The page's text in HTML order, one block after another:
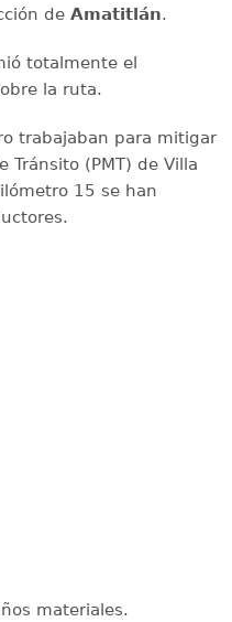
de Amatitlán.
totalmente el
la ruta.
trabajaban para mitigar
Tránsito (PMT) de Villa
15 se han
materiales.